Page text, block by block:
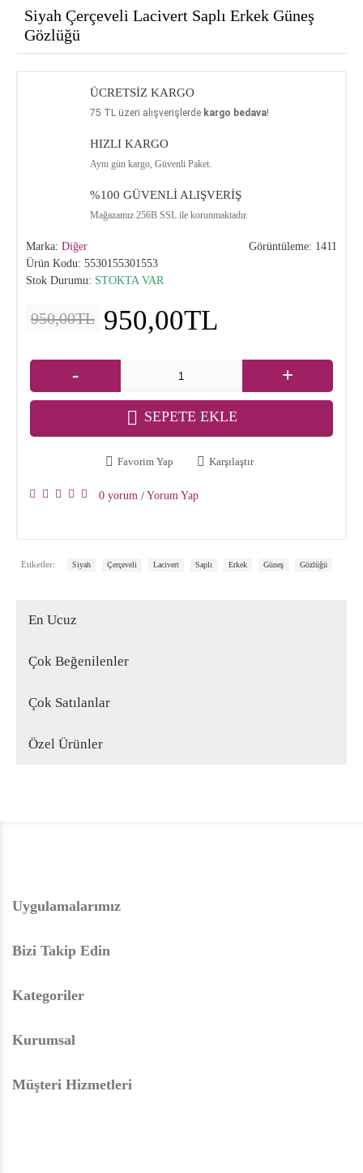
Siyah Çerçeveli Lacivert Saplı Erkek Güneş
Gözlüğü
ÜCRETSİZ KARGO
75 TL üzeri alışverişlerde kargo bedava!
HIZLI KARGO
Aynı gün kargo, Güvenli Paket.
%100 GÜVENLİ ALIŞVERİŞ
Mağazamız 256B SSL ile korunmaktadır.
Görüntüleme: 1411
Marka: Diğer
Ürün Kodu: 5530155301553
Stok Durumu: STOKTA VAR
950,00TL 950,00TL
- +
SEPETE EKLE
Favorim Yap Karşılaştır
0 yorum / Yorum Yap
Etiketler: Siyah Çerçeveli Lacivert Saplı Erkek Güneş Gözlüğü
En Ucuz
Çok Beğenilenler
Çok Satılanlar
Özel Ürünler
Uygulamalarımız
Bizi Takip Edin
Kategoriler
Kurumsal
Müşteri Hizmetleri